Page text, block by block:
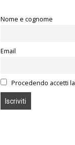
Nome e cognome
Email
Procedendo accetti